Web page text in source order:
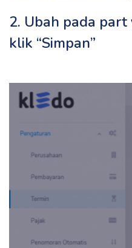
2. Ubah pada
klik “Simpan”